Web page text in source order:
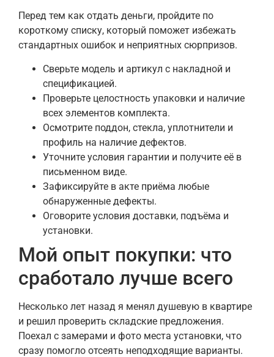
Перед тем как отдать деньги, пройдите по
короткому списку, который поможет избежать
стандартных ошибок и неприятных сюрпризов.
Сверьте модель и артикул с накладной и
спецификацией.
Проверьте целостность упаковки и наличие
всех элементов комплекта.
Осмотрите поддон, стекла, уплотнители и
профиль на наличие дефектов.
Уточните условия гарантии и получите её в
письменном виде.
Зафиксируйте в акте приёма любые
обнаруженные дефекты.
Оговорите условия доставки, подъёма и
установки.
Мой опыт покупки: что
сработало лучше всего
Несколько лет назад я менял душевую в квартире
и решил проверить складские предложения.
Поехал с замерами и фото места установки, что
сразу помогло отсеять неподходящие варианты.